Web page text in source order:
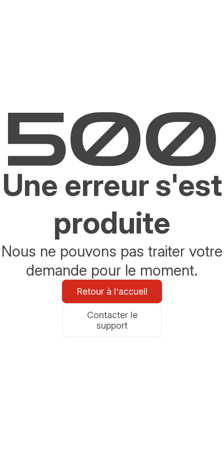
Une erreur s'est
produite
Nous ne pouvons pas traiter votre
demande pour le moment.
Retour à l'accueil
Contacter le
support